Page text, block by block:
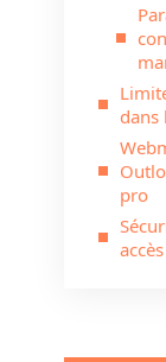
dans
pro